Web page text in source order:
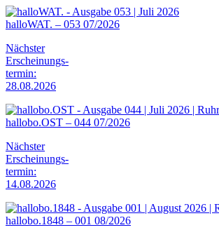
halloWAT. – 053 07/2026
Nächster
Erscheinungs-
termin:
28.08.2026
hallobo.OST – 044 07/2026
Nächster
Erscheinungs-
termin:
14.08.2026
hallobo.1848 – 001 08/2026